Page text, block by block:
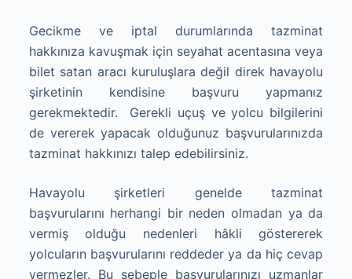
Gecikme ve iptal durumlarında tazminat
hakkınıza kavuşmak için seyahat acentasına veya
bilet satan aracı kuruluşlara değil direk havayolu
şirketinin kendisine başvuru yapmanız
gerekmektedir. Gerekli uçuş ve yolcu bilgilerini
de vererek yapacak olduğunuz başvurularınızda
tazminat hakkınızı talep edebilirsiniz.
Havayolu şirketleri genelde tazminat
başvurularını herhangi bir neden olmadan ya da
vermiş olduğu nedenleri hâkli göstererek
yolcuların başvurularını reddeder ya da hiç cevap
vermezler. Bu sebeple başvurularınızı uzmanlar